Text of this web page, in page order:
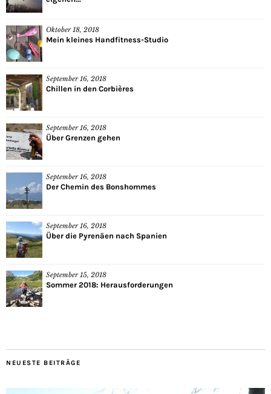
Oktober 18, 2018
Mein kleines Handfitness-Studio
September 16, 2018
Chillen in den Corbières
September 16, 2018
Über Grenzen gehen
September 16, 2018
Der Chemin des Bonshommes
September 16, 2018
Über die Pyrenäen nach Spanien
September 15, 2018
Sommer 2018: Herausforderungen
NEUESTE BEITRÄGE